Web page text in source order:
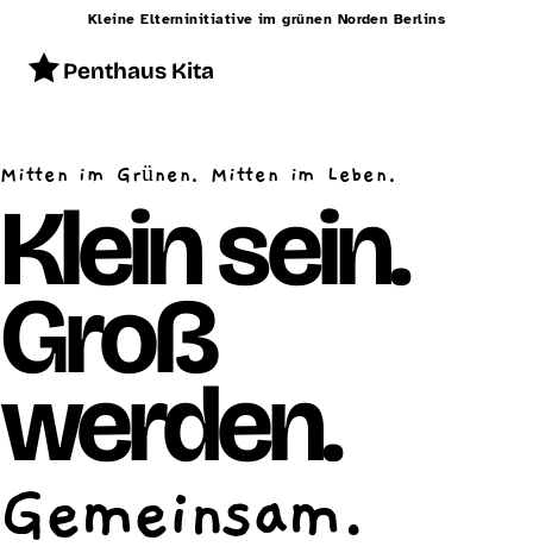
Kleine Elterninitiative im grünen Norden Berlins
Penthaus Kita
Konzept
Betreuung
Alltag
Räumlichkeiten
Essen
Kontakt
Mitten im Grünen. Mitten im Leben.
Klein sein.
Groß
werden.
Gemeinsam.